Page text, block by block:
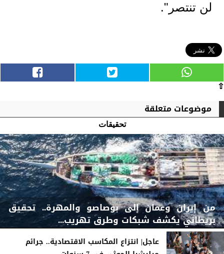
لن تنتصر".
⇧
موضوعات متعلقة
تحقيقات
من إيران وعمان إلى بوصاصو والمهرة.. تحقيق
بريطاني يكشف شبكات وطرق تهريب...
عاجل| انتزاع المكاسب الاقتصادية.. جرائم